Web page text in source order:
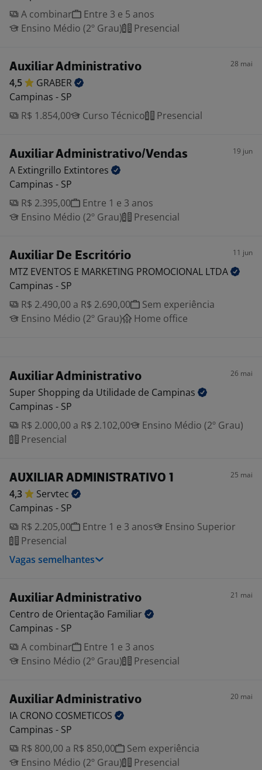
A combinar
Entre 3 e 5 anos
Ensino Médio (2º Grau)
Presencial
Auxiliar Administrativo 28 mai
4,5
GRABER
Campinas - SP
R$ 1.854,00
Curso Técnico Presencial
Auxiliar Administrativo/Vendas 19 jun
A Extingrillo Extintores
Campinas - SP
R$ 2.395,00
Entre 1 e 3 anos
Ensino Médio (2º Grau)
Presencial
Auxiliar De Escritório 11 jun
MTZ EVENTOS E MARKETING PROMOCIONAL LTDA
Campinas - SP
R$ 2.490,00 a R$ 2.690,00
Sem experiência
Ensino Médio (2º Grau)
Home office
Auxiliar Administrativo 26 mai
Super Shopping da Utilidade de Campinas
Campinas - SP
R$ 2.000,00 a R$ 2.102,00
Ensino Médio (2º Grau)
Presencial
AUXILIAR ADMINISTRATIVO 1 25 mai
4,3
Servtec
Campinas - SP
R$ 2.205,00
Entre 1 e 3 anos
Ensino Superior
Presencial
Vagas semelhantes
Auxiliar Administrativo 21 mai
Centro de Orientação Familiar
Campinas - SP
A combinar
Entre 1 e 3 anos
Ensino Médio (2º Grau)
Presencial
Auxiliar Administrativo 20 mai
IA CRONO COSMETICOS
Campinas - SP
R$ 800,00 a R$ 850,00
Sem experiência
Ensino Médio (2º Grau)
Presencial